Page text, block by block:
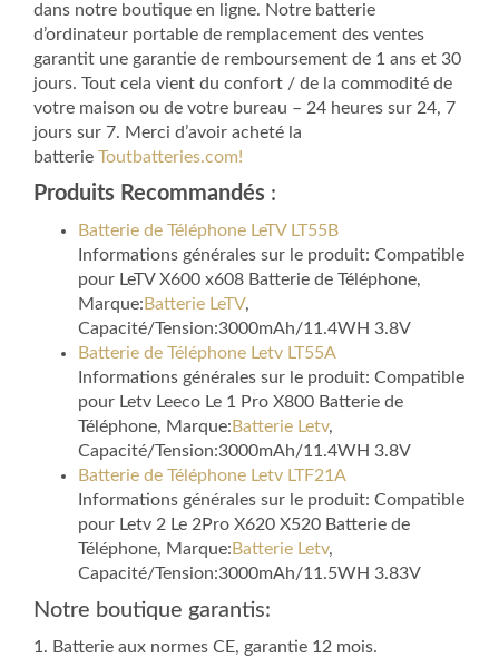
dans notre boutique en ligne. Notre batterie
d’ordinateur portable de remplacement des ventes
garantit une garantie de remboursement de 1 ans et 30
jours. Tout cela vient du confort / de la commodité de
votre maison ou de votre bureau – 24 heures sur 24, 7
jours sur 7. Merci d’avoir acheté la
batterie Toutbatteries.com!
Produits Recommandés :
Batterie de Téléphone LeTV LT55B
Informations générales sur le produit: Compatible
pour LeTV X600 x608 Batterie de Téléphone,
Marque: Batterie LeTV,
Capacité/Tension:3000mAh/11.4WH 3.8V
Batterie de Téléphone Letv LT55A
Informations générales sur le produit: Compatible
pour Letv Leeco Le 1 Pro X800 Batterie de
Téléphone, Marque: Batterie Letv,
Capacité/Tension:3000mAh/11.4WH 3.8V
Batterie de Téléphone Letv LTF21A
Informations générales sur le produit: Compatible
pour Letv 2 Le 2Pro X620 X520 Batterie de
Téléphone, Marque: Batterie Letv,
Capacité/Tension:3000mAh/11.5WH 3.83V
Notre boutique garantis:
1. Batterie aux normes CE, garantie 12 mois.